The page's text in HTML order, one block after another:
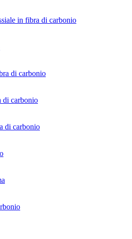
in fibra di carbonio
di carbonio
di carbonio
di carbonio